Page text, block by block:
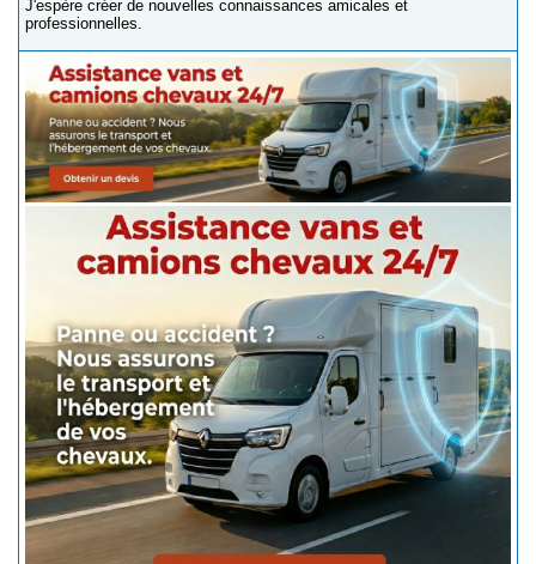
J'espère créer de nouvelles connaissances amicales et
professionnelles.